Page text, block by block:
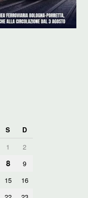
S
D
1
2
8
9
15
16